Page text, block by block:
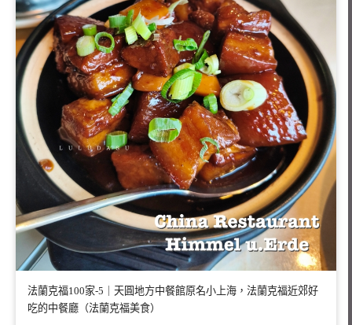
法蘭克福100家-5｜天圓地方中餐館原名小上海，法蘭克福近郊好
吃的中餐廳（法蘭克福美食）